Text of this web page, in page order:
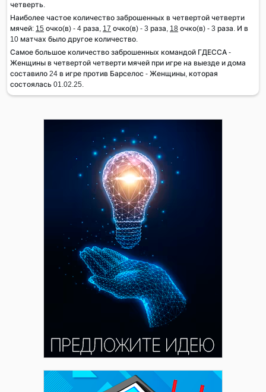
четверть.
Наиболее частое количество заброшенных в четвертой четверти
мячей: 15 очко(в) - 4 раза, 17 очко(в) - 3 раза, 18 очко(в) - 3 раза. И в
10 матчах было другое количество.
Самое большое количество заброшенных командой ГДЕССА -
Женщины в четвертой четверти мячей при игре на выезде и дома
составило 24 в игре против Барселос - Женщины, которая
состоялась 01.02.25.